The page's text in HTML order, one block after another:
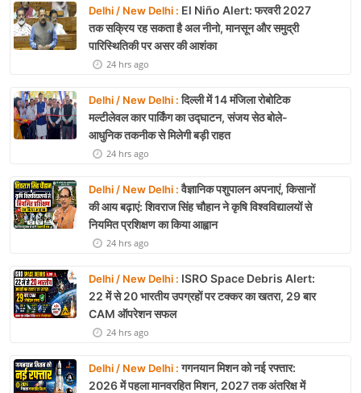
Delhi / New Delhi : El Niño Alert: फरवरी 2027
तक सक्रिय रह सकता है अल नीनो, मानसून और समुद्री
पारिस्थितिकी पर असर की आशंका
24 hrs ago
Delhi / New Delhi :दिल्ली में 14 मंजिला रोबोटिक
मल्टीलेवल कार पार्किंग का उद्घाटन, संजय सेठ बोले-
आधुनिक तकनीक से मिलेगी बड़ी राहत
24 hrs ago
Delhi / New Delhi :वैज्ञानिक पशुपालन अपनाएं, किसानों
की आय बढ़ाएं: शिवराज सिंह चौहान ने कृषि विश्वविद्यालयों से
नियमित प्रशिक्षण का किया आह्वान
24 hrs ago
Delhi / New Delhi : ISRO Space Debris Alert:
22 में से 20 भारतीय उपग्रहों पर टक्कर का खतरा, 29 बार
CAM ऑपरेशन सफल
24 hrs ago
Delhi / New Delhi :गगनयान मिशन को नई रफ्तार:
2026 में पहला मानवरहित मिशन, 2027 तक अंतरिक्ष में